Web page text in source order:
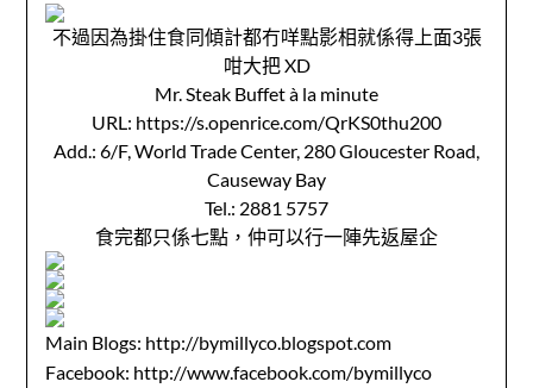
不過因為掛住食同傾計都冇咩點影相就係得上面3張
咁大把 XD
Mr. Steak Buffet à la minute
URL: https://s.openrice.com/QrKS0thu200
Add.: 6/F, World Trade Center, 280 Gloucester Road,
Causeway Bay
Tel.: 2881 5757
食完都只係七點，仲可以行一陣先返屋企
Main Blogs: http://bymillyco.blogspot.com
Facebook: http://www.facebook.com/bymillyco